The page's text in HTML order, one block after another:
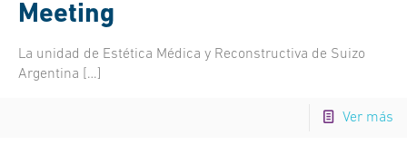
Meeting
La unidad de Estética Médica y Reconstructiva de Suizo
Argentina […]
Ver más